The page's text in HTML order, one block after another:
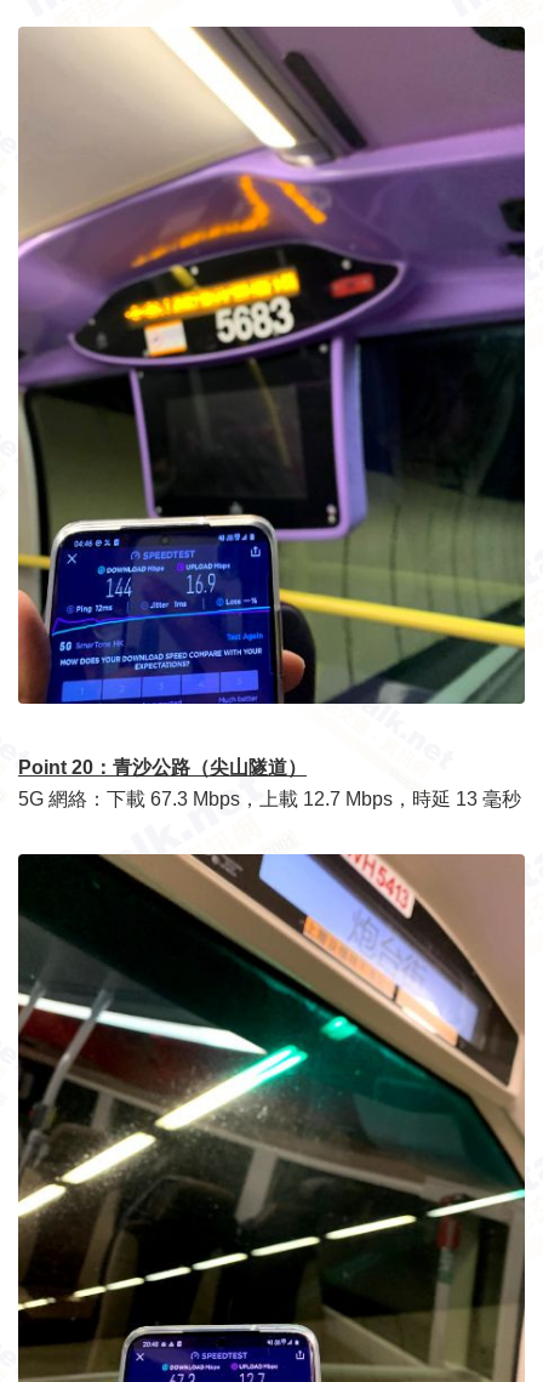
Point 20：青沙公路（尖山隧道）
5G 網絡：下載 67.3 Mbps，上載 12.7 Mbps，時延 13 毫秒